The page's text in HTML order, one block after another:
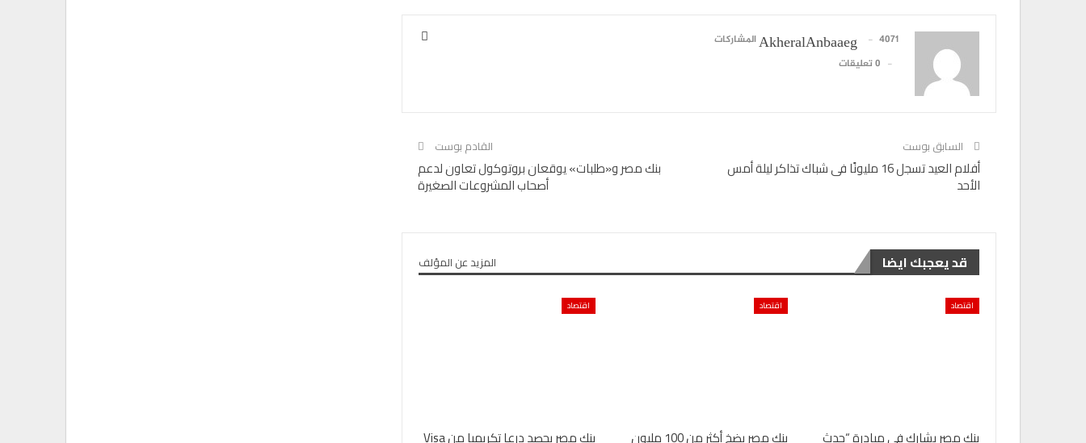
AkheralAnbaaeg
4071 المشاركات
0 تعليقات
السابق بوست
أفلام العيد تسجل 16 مليونًا فى شباك تذاكر ليلة أمس
الأحد
القادم بوست
بنك مصر و«طلبات» يوقعان بروتوكول تعاون لدعم
أصحاب المشروعات الصغيرة
قد يعجبك ايضا المزيد عن المؤلف
اقتصاد
بنك مصر يشارك في مبادرة “حدث
اقتصاد
بنك مصر يضخ أكثر من 100 مليون
اقتصاد
بنك مصر يحصد درعا تكريميا من Visa